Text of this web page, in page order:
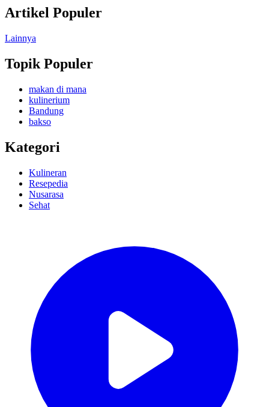
Artikel Populer
Lainnya
Topik Populer
makan di mana
kulinerium
Bandung
bakso
Kategori
Kulineran
Resepedia
Nusarasa
Sehat